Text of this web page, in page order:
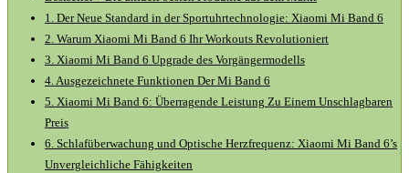
1. Der Neue Standard ‌in der Sportuhrtechnologie: ⁤Xiaomi⁢ Mi‍ Band​ 6
2. Warum Xiaomi Mi Band‍ 6 Ihr Workouts Revolutioniert
3. Xiaomi ⁣Mi Band 6 Upgrade des Vorgängermodells
4. Ausgezeichnete Funktionen Der Mi ⁤Band 6
5. Xiaomi Mi‌ Band ​6: Überragende‍ Leistung Zu⁤ Einem Unschlagbaren
Preis
6. Schlafüberwachung und Optische ​Herzfrequenz: Xiaomi Mi Band⁣ 6’s
Unvergleichliche Fähigkeiten